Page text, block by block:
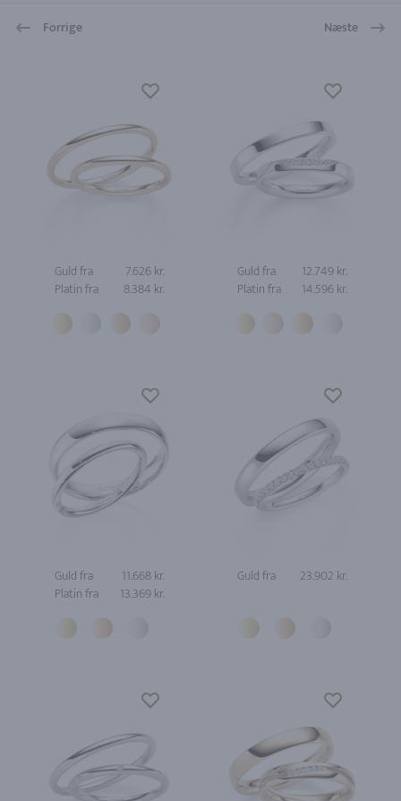
Forrige Næste
Guld fra
7.626 kr.
Platin fra
8.384 kr.
Guld fra
12.749 kr.
Platin fra
14.596 kr.
Guld fra
11.668 kr.
Platin fra
13.369 kr.
Guld fra 23.902 kr.